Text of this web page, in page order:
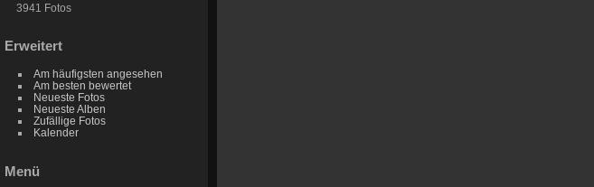
3941 Fotos
Erweitert
Am häufigsten angesehen
Am besten bewertet
Neueste Fotos
Neueste Alben
Zufällige Fotos
Kalender
Menü